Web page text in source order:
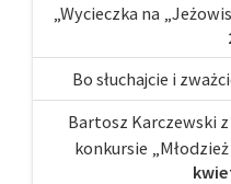
„Wycieczka na
Bo słuchajcie i
Bartosz Karczewski
konkursie